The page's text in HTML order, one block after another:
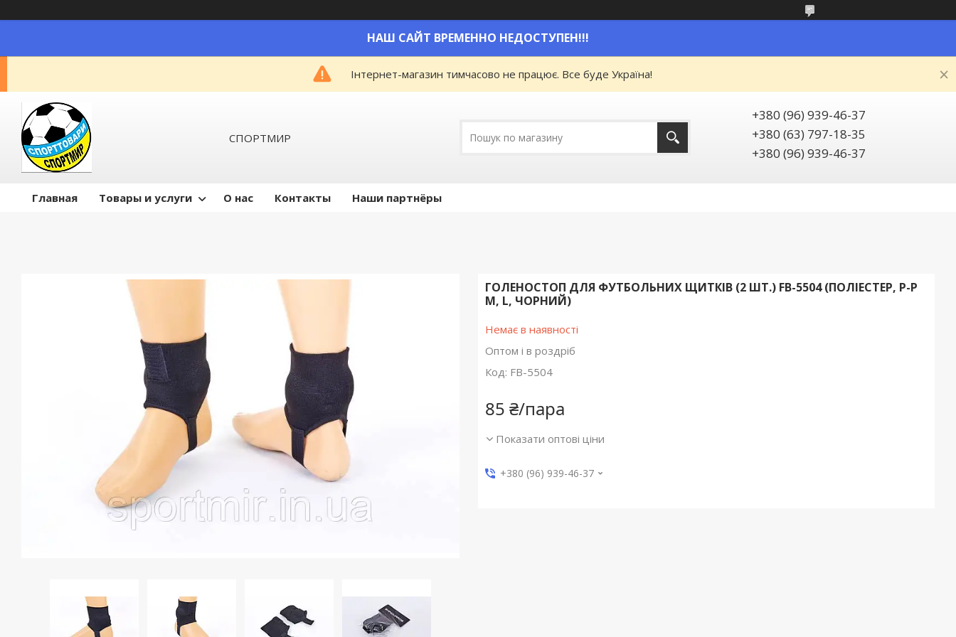
НАШ САЙТ ВРЕМЕННО НЕДОСТУПЕН!!!
Інтернет-магазин тимчасово не працює. Все буде Україна!
СПОРТМИР
+380 (96) 939-46-37
+380 (63) 797-18-35
+380 (96) 939-46-37
Главная Товары и услуги О нас Контакты Наши партнёры
ГОЛЕНОСТОП ДЛЯ ФУТБОЛЬНИХ ЩИТКІВ (2 ШТ.) FB-5504 (ПОЛІЕСТЕР, Р-Р
M, L, ЧОРНИЙ)
Немає в наявності
Оптом і в роздріб
Код: FB-5504
85 ₴/пара
Показати оптові ціни
+380 (96) 939-46-37